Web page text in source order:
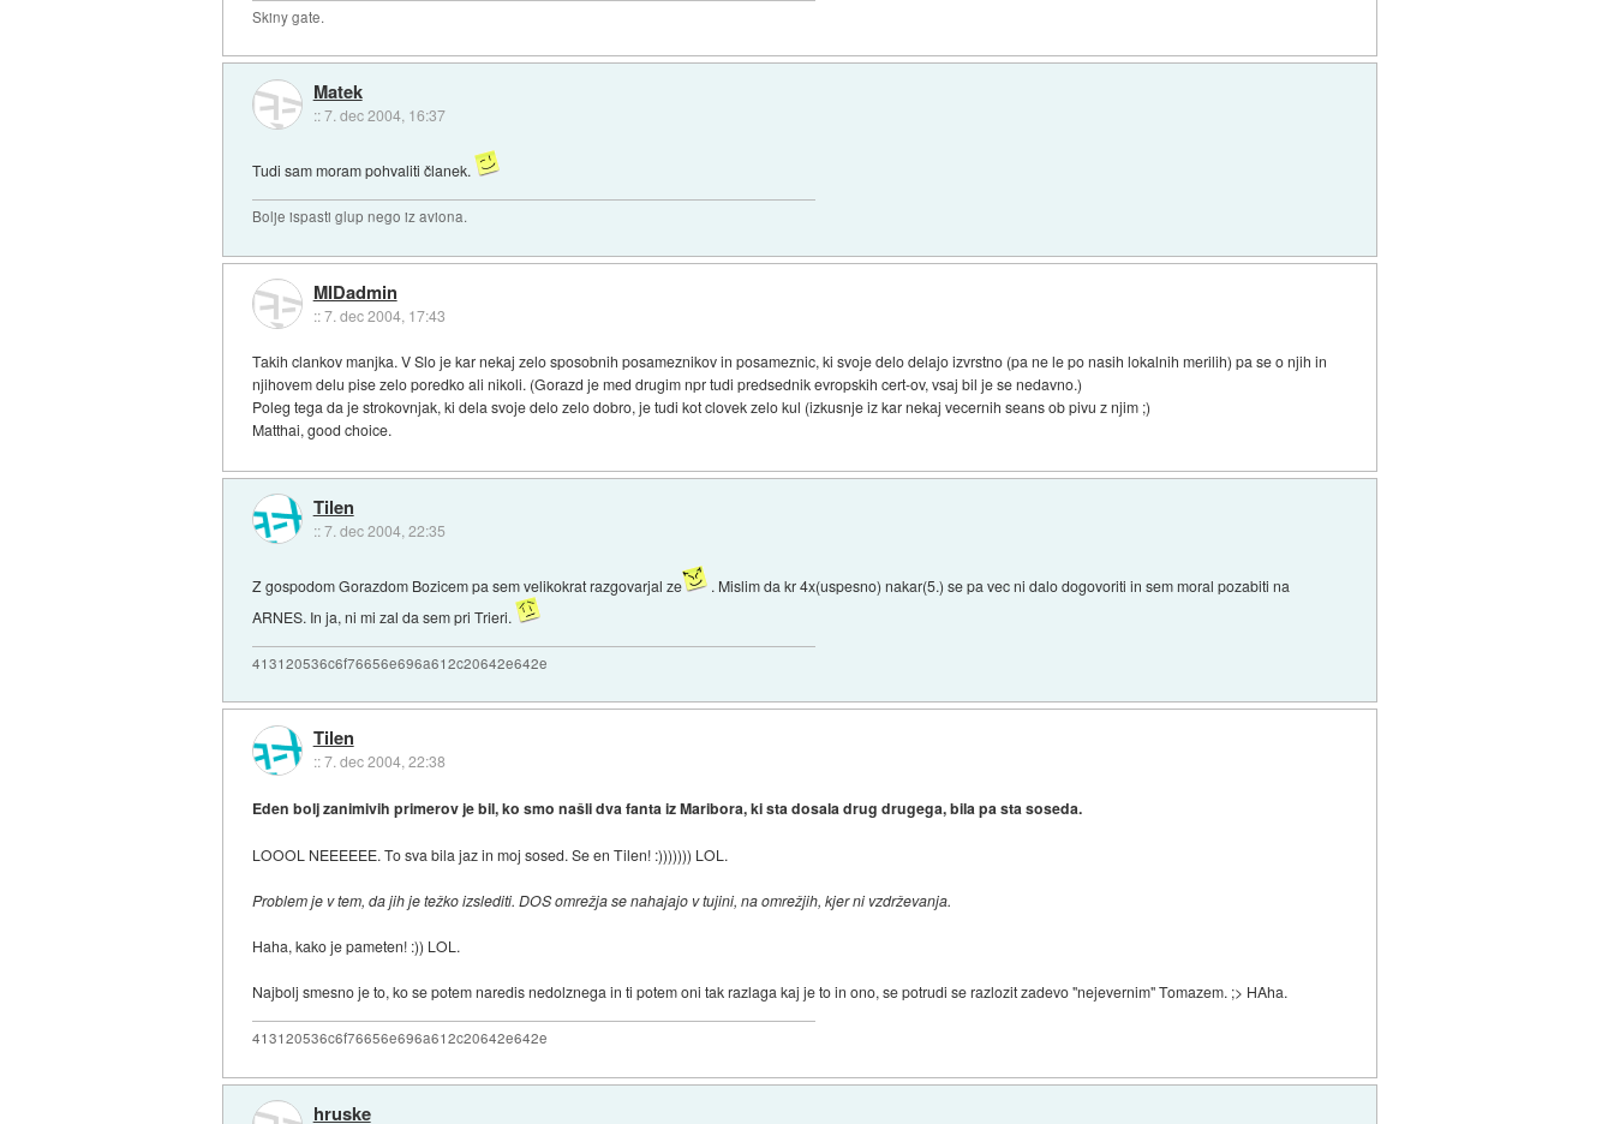
Skiny gate.
Matek
::7. dec 2004, 16:37
Tudi sam moram pohvaliti članek.
Bolje ispasti glup nego iz aviona.
MIDadmin
::7. dec 2004, 17:43
Takih clankov manjka. V Slo je kar nekaj zelo sposobnih posameznikov in posameznic, ki svoje delo delajo izvrstno (pa ne le po nasih lokalnih merilih) pa se o njih in
njihovem delu pise zelo poredko ali nikoli. (Gorazd je med drugim npr tudi predsednik evropskih cert-ov, vsaj bil je se nedavno.)
Poleg tega da je strokovnjak, ki dela svoje delo zelo dobro, je tudi kot clovek zelo kul (izkusnje iz kar nekaj vecernih seans ob pivu z njim ;)
Matthai, good choice.
Tilen
::7. dec 2004, 22:35
Z gospodom Gorazdom Bozicem pa sem velikokrat razgovarjal ze
. Mislim da kr 4x(uspesno) nakar(5.) se pa vec ni dalo dogovoriti in sem moral pozabiti na
ARNES. In ja, ni mi zal da sem pri Trieri.
413120536c6f76656e696a612c20642e642e
Tilen
::7. dec 2004, 22:38
Eden bolj zanimivih primerov je bil, ko smo našli dva fanta iz Maribora, ki sta dosala drug drugega, bila pa sta soseda.
LOOOL NEEEEEE. To sva bila jaz in moj sosed. Se en Tilen! :))))))) LOL.
Problem je v tem, da jih je težko izslediti. DOS omrežja se nahajajo v tujini, na omrežjih, kjer ni vzdrževanja.
Haha, kako je pameten! :)) LOL.
Najbolj smesno je to, ko se potem naredis nedolznega in ti potem oni tak razlaga kaj je to in ono, se potrudi se razlozit zadevo "nejevernim" Tomazem. ;> HAha.
413120536c6f76656e696a612c20642e642e
hruske